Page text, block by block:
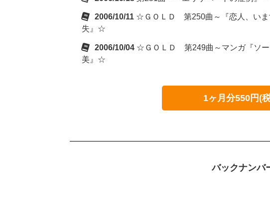
2006/10/11 ☆ＧＯＬＤ 第250曲～『恋人、いま
失』☆
2006/10/04 ☆ＧＯＬＤ 第249曲～マンガ『ソー
美』☆
1ヶ月分550円(
バックナンバ